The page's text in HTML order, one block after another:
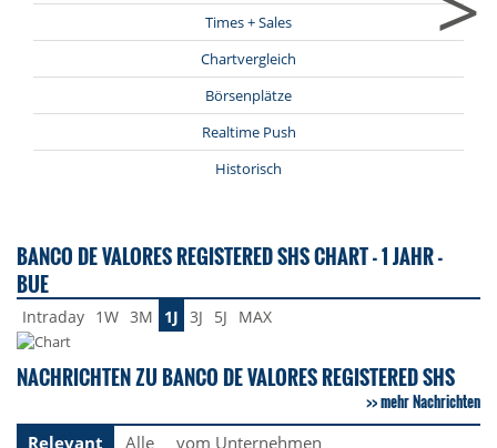
Times + Sales
Chartvergleich
Börsenplätze
Realtime Push
Historisch
BANCO DE VALORES REGISTERED SHS CHART - 1 JAHR -
BUE
Intraday 1W 3M 1J 3J 5J MAX
NACHRICHTEN ZU BANCO DE VALORES REGISTERED SHS
mehr Nachrichten
Relevant
Alle vom Unternehmen